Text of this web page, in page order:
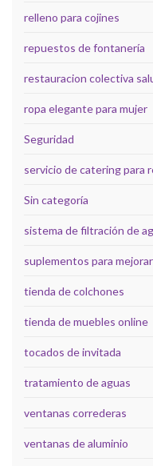
relleno para cojines
repuestos de fontanería
restauracion colectiva
ropa elegante para mujer
Seguridad
servicio de catering para
Sin categoría
sistema de filtración de
suplementos para
tienda de colchones
tienda de muebles online
tocados de invitada
tratamiento de aguas
ventanas correderas
ventanas de aluminio